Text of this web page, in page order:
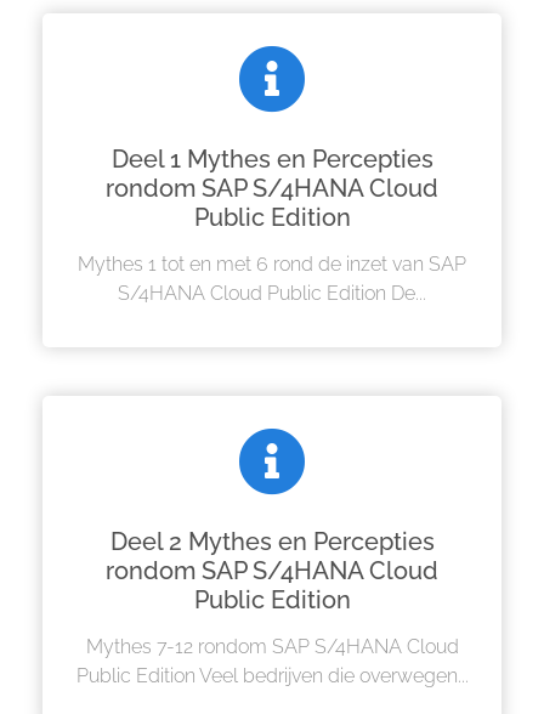
Deel 1 Mythes en Percepties
rondom SAP S/4HANA Cloud
Public Edition
Mythes 1 tot en met 6 rond de inzet van SAP
S/4HANA Cloud Public Edition De...
Deel 2 Mythes en Percepties
rondom SAP S/4HANA Cloud
Public Edition
Mythes 7-12 rondom SAP S/4HANA Cloud
Public Edition Veel bedrijven die overwegen...